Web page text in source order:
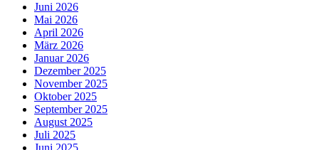
Juni 2026
Mai 2026
April 2026
März 2026
Januar 2026
Dezember 2025
November 2025
Oktober 2025
September 2025
August 2025
Juli 2025